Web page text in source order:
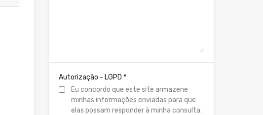
Autorização - LGPD *
Eu concordo que este site armazene
minhas informações enviadas para que
elas possam responder à minha consulta.